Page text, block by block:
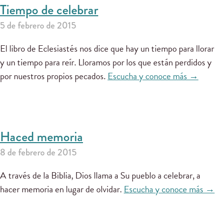
Tiempo de celebrar
5 de febrero de 2015
El libro de Eclesiastés nos dice que hay un tiempo para llorar
y un tiempo para reír. Lloramos por los que están perdidos y
por nuestros propios pecados.Escucha y conoce más →
Haced memoria
8 de febrero de 2015
A través de la Biblia, Dios llama a Su pueblo a celebrar, a
hacer memoria en lugar de olvidar. Escucha y conoce más →